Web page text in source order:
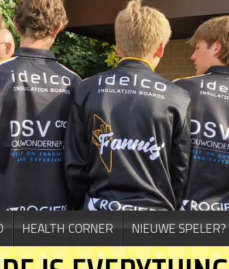
HEALTH CORNER NIEUWE SPELER?